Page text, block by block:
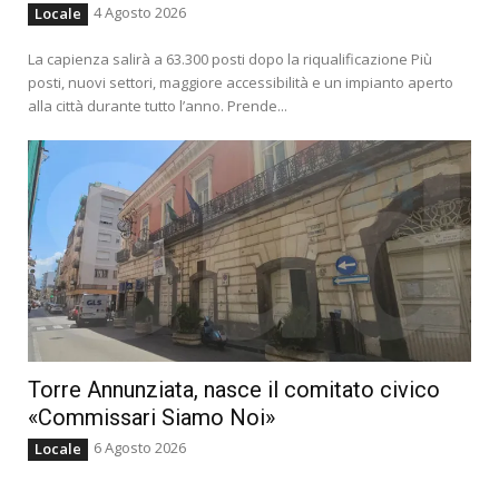
Locale 4 Agosto 2026
La capienza salirà a 63.300 posti dopo la riqualificazione Più
posti, nuovi settori, maggiore accessibilità e un impianto aperto
alla città durante tutto l’anno. Prende...
Torre Annunziata, nasce il comitato civico
«Commissari Siamo Noi»
Locale 6 Agosto 2026